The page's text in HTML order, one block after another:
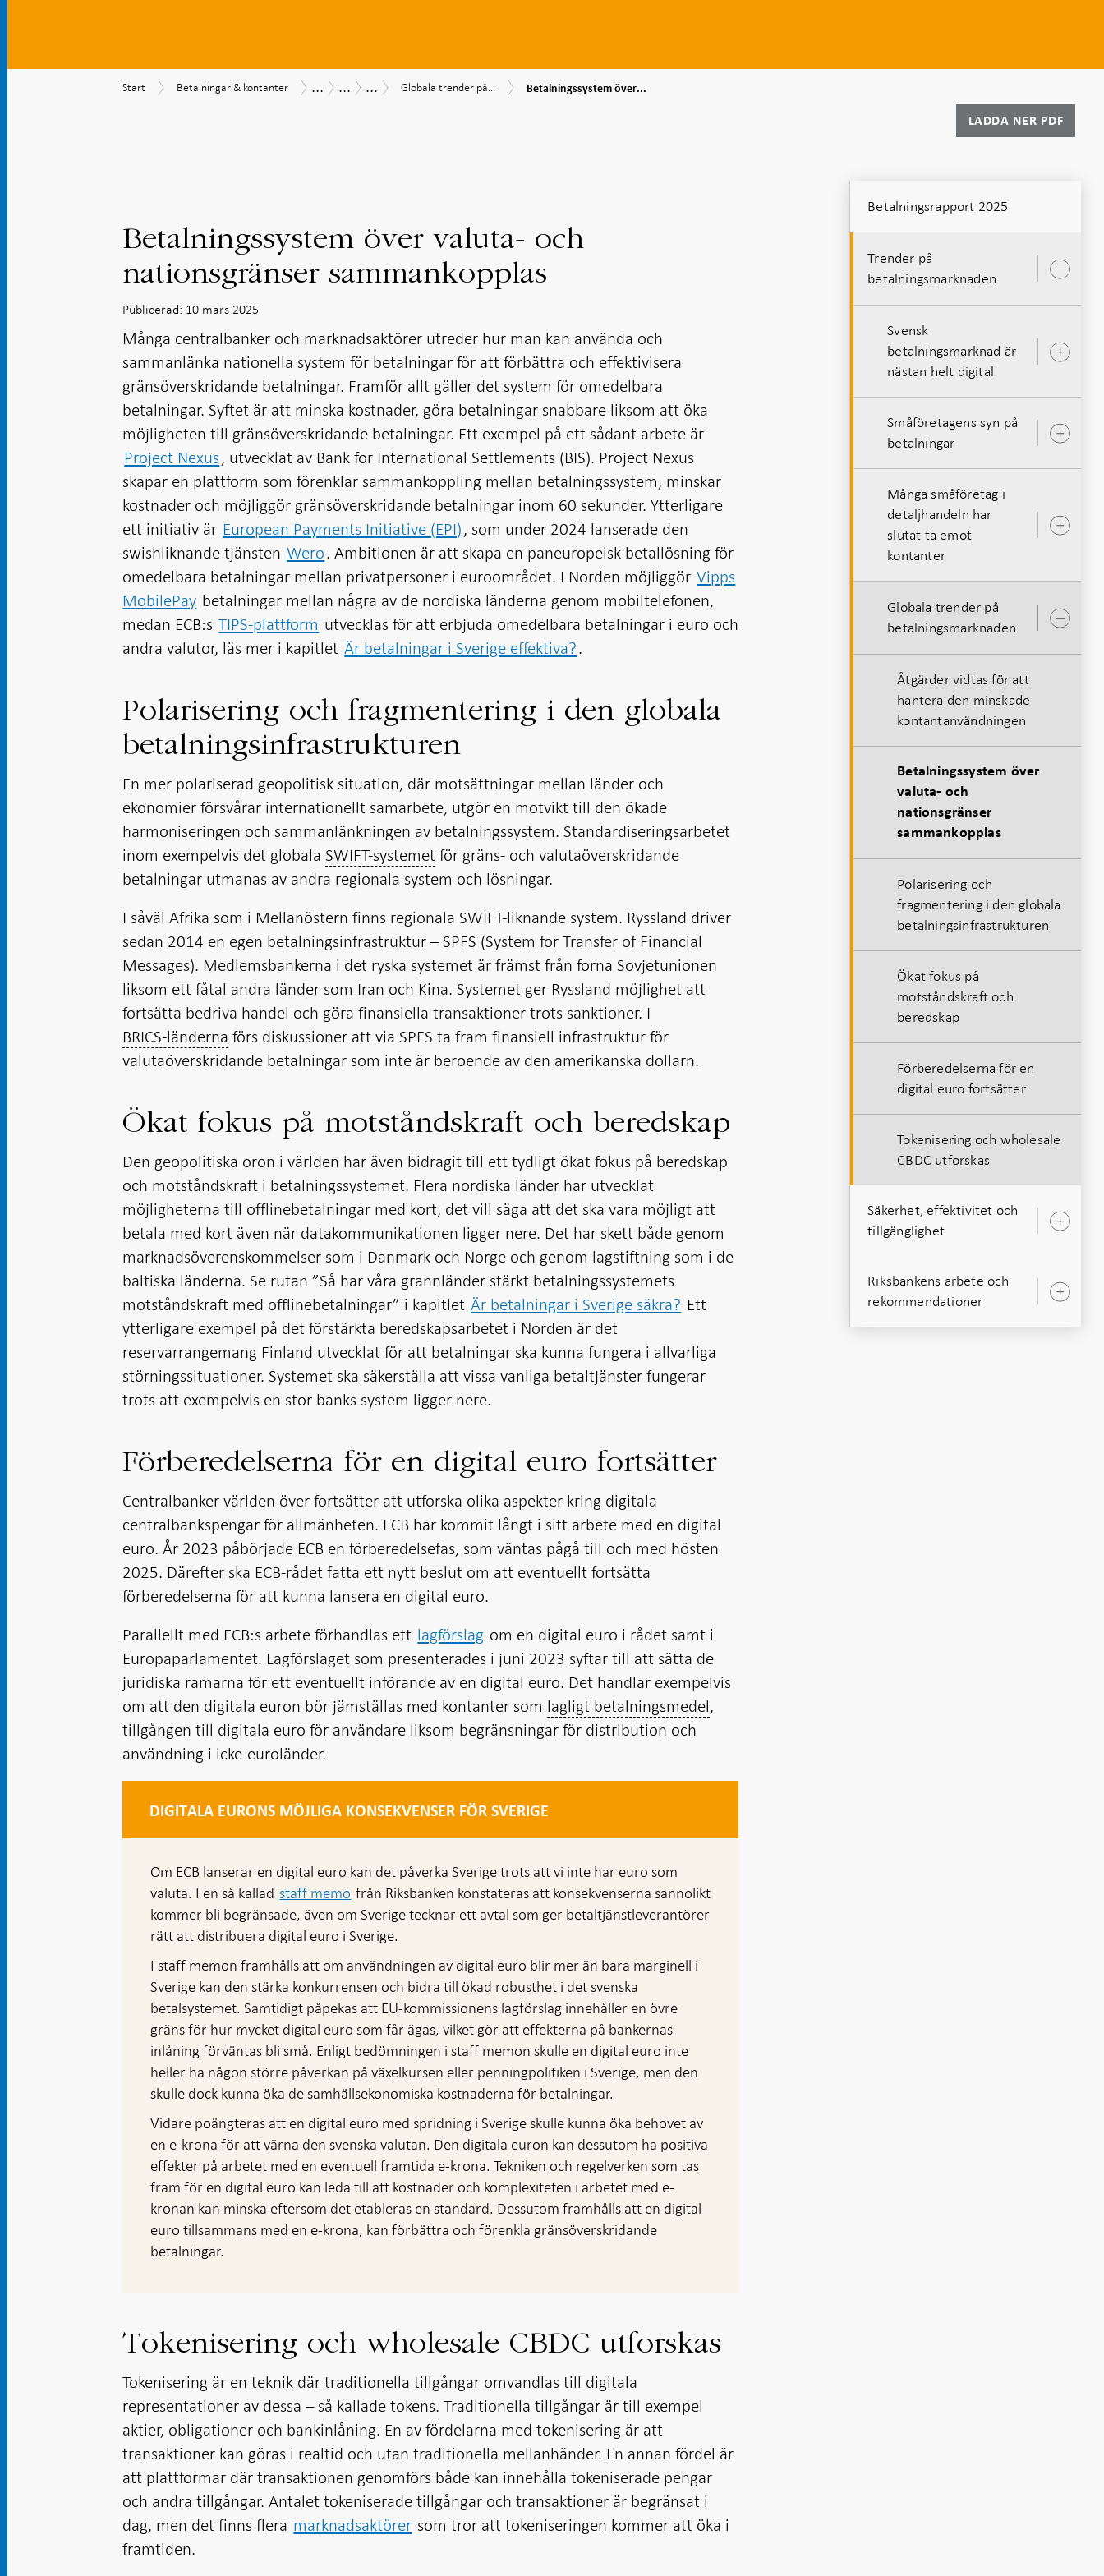
Start
Start
Betalningar
Betalningar & kontanter Betalningsrapport
...
Betalningsrapport
...
Trender
...
Globala
Globala trender på...
Betalningssystem
Betalningssystem över...
LADDA NER PDF
Betalningssystem över valuta- och
nationsgränser sammankopplas
Publicerad: 10 mars 2025
Många centralbanker och marknadsaktörer utreder hur man kan använda och
sammanlänka nationella system för betalningar för att förbättra och effektivisera
gränsöverskridande betalningar. Framför allt gäller det system för omedelbara
betalningar. Syftet är att minska kostnader, göra betalningar snabbare liksom att öka
möjligheten till gränsöverskridande betalningar. Ett exempel på ett sådant arbete är
Project Nexus, utvecklat av Bank for International Settlements (BIS). Project Nexus
skapar en plattform som förenklar sammankoppling mellan betalningssystem, minskar
kostnader och möjliggör gränsöverskridande betalningar inom 60 sekunder. Ytterligare
ett initiativ är European Payments Initiative (EPI), som under 2024 lanserade den
swishliknande tjänsten Wero. Ambitionen är att skapa en paneuropeisk betallösning för
omedelbara betalningar mellan privatpersoner i euroområdet. I Norden möjliggör Vipps
MobilePay betalningar mellan några av de nordiska länderna genom mobiltelefonen,
medan ECB:s TIPS-plattform utvecklas för att erbjuda omedelbara betalningar i euro och
andra valutor, läs mer i kapitlet Är betalningar i Sverige effektiva?.
Polarisering och fragmentering i den globala
betalningsinfrastrukturen
En mer polariserad geopolitisk situation, där motsättningar mellan länder och
ekonomier försvårar internationellt samarbete, utgör en motvikt till den ökade
harmoniseringen och sammanlänkningen av betalningssystem. Standardiseringsarbetet
inom exempelvis det globalaSWIFT-systemetför gräns- och valutaöverskridande
betalningar utmanas av andra regionala system och lösningar.
I såväl Afrika som i Mellanöstern finns regionala SWIFT-liknande system. Ryssland driver
sedan 2014 en egen betalningsinfrastruktur – SPFS (System for Transfer of Financial
Messages). Medlemsbankerna i det ryska systemet är främst från forna Sovjetunionen
liksom ett fåtal andra länder som Iran och Kina. Systemet ger Ryssland möjlighet att
fortsätta bedriva handel och göra finansiella transaktioner trots sanktioner. I
BRICS-länderna förs diskussioner att via SPFS ta fram finansiell infrastruktur för
valutaöverskridande betalningar som inte är beroende av den amerikanska dollarn.
Ökat fokus på motståndskraft och beredskap
Den geopolitiska oron i världen har även bidragit till ett tydligt ökat fokus på beredskap
och motståndskraft i betalningssystemet. Flera nordiska länder har utvecklat
möjligheterna till offlinebetalningar med kort, det vill säga att det ska vara möjligt att
betala med kort även när datakommunikationen ligger nere. Det har skett både genom
marknadsöverenskommelser som i Danmark och Norge och genom lagstiftning som i de
baltiska länderna. Se rutan ”Så har våra grannländer stärkt betalningssystemets
motståndskraft med offlinebetalningar” i kapitlet Är betalningar i Sverige säkra? Ett
ytterligare exempel på det förstärkta beredskapsarbetet i Norden är det
reservarrangemang Finland utvecklat för att betalningar ska kunna fungera i allvarliga
störningssituationer. Systemet ska säkerställa att vissa vanliga betaltjänster fungerar
trots att exempelvis en stor banks system ligger nere.
Förberedelserna för en digital euro fortsätter
Centralbanker världen över fortsätter att utforska olika aspekter kring digitala
centralbankspengar för allmänheten. ECB har kommit långt i sitt arbete med en digital
euro. År 2023 påbörjade ECB en förberedelsefas, som väntas pågå till och med hösten
2025. Därefter ska ECB-rådet fatta ett nytt beslut om att eventuellt fortsätta
förberedelserna för att kunna lansera en digital euro.
Parallellt med ECB:s arbete förhandlas ett lagförslag om en digital euro i rådet samt i
Europaparlamentet. Lagförslaget som presenterades i juni 2023 syftar till att sätta de
juridiska ramarna för ett eventuellt införande av en digital euro. Det handlar exempelvis
om att den digitala euron bör jämställas med kontanter som lagligt betalningsmedel,
tillgången till digitala euro för användare liksom begränsningar för distribution och
användning i icke-euroländer.
DIGITALA EURONS MÖJLIGA KONSEKVENSER FÖR SVERIGE
Om ECB lanserar en digital euro kan det påverka Sverige trots att vi inte har euro som
valuta. I en så kallad staff memo från Riksbanken konstateras att konsekvenserna sannolikt
kommer bli begränsade, även om Sverige tecknar ett avtal som ger betaltjänstleverantörer
rätt att distribuera digital euro i Sverige.
I staff memon framhålls att om användningen av digital euro blir mer än bara marginell i
Sverige kan den stärka konkurrensen och bidra till ökad robusthet i det svenska
betalsystemet. Samtidigt påpekas att EU-kommissionens lagförslag innehåller en övre
gräns för hur mycket digital euro som får ägas, vilket gör att effekterna på bankernas
inlåning förväntas bli små. Enligt bedömningen i staff memon skulle en digital euro inte
heller ha någon större påverkan på växelkursen eller penningpolitiken i Sverige, men den
skulle dock kunna öka de samhällsekonomiska kostnaderna för betalningar.
Vidare poängteras att en digital euro med spridning i Sverige skulle kunna öka behovet av
en e-krona för att värna den svenska valutan. Den digitala euron kan dessutom ha positiva
effekter på arbetet med en eventuell framtida e-krona. Tekniken och regelverken som tas
fram för en digital euro kan leda till att kostnader och komplexiteten i arbetet med e-
kronan kan minska eftersom det etableras en standard. Dessutom framhålls att en digital
euro tillsammans med en e-krona, kan förbättra och förenkla gränsöverskridande
betalningar.
Tokenisering och wholesale CBDC utforskas
Tokenisering är en teknik där traditionella tillgångar omvandlas till digitala
representationer av dessa – så kallade tokens. Traditionella tillgångar är till exempel
aktier, obligationer och bankinlåning. En av fördelarna med tokenisering är att
transaktioner kan göras i realtid och utan traditionella mellanhänder. En annan fördel är
att plattformar där transaktionen genomförs både kan innehålla tokeniserade pengar
och andra tillgångar. Antalet tokeniserade tillgångar och transaktioner är begränsat i
dag, men det finns flera marknadsaktörer som tror att tokeniseringen kommer att öka i
framtiden.
Betalningsrapport 2025
Trender på
betalningsmarknaden
Svensk
betalningsmarknad är
nästan helt digital
Småföretagens syn på
betalningar
Många småföretag i
detaljhandeln har
slutat ta emot
kontanter
Globala trender på
betalningsmarknaden
Åtgärder vidtas för att
hantera den minskade
kontantanvändningen
Betalningssystem över
valuta- och
nationsgränser
sammankopplas
Polarisering och
fragmentering i den globala
betalningsinfrastrukturen
Ökat fokus på
motståndskraft och
beredskap
Förberedelserna för en
digital euro fortsätter
Tokenisering och wholesale
CBDC utforskas
Säkerhet, effektivitet och
tillgänglighet
Riksbankens arbete och
rekommendationer